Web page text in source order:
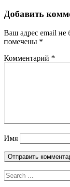
Добавить
Ваш адрес email не
помечены *
Комментарий *
Имя
Search
for: